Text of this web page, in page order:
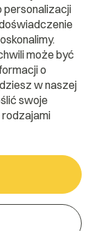
H
I
Q
R
Z
personalizacji
może być
o
w naszej
swoje